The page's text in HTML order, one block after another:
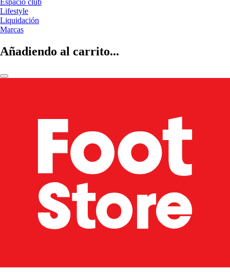
Espacio club
Lifestyle
Liquidación
Marcas
Añadiendo al carrito...